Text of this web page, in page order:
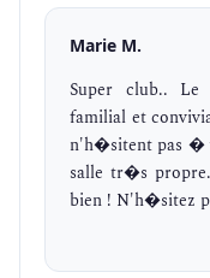
Marie M.
Super club..
familial et
n'h�sitent pas �
salle tr�s
bien ! N'h�sitez